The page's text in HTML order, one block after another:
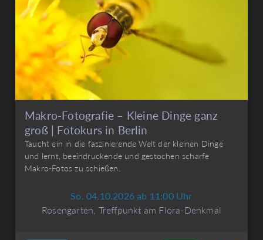
Makro-Fotografie – Kleine Dinge ganz
groß | Fotokurs in Berlin
Taucht ein in die faszinierende Welt der kleinen Dinge
und lernt, beeindruckende und gestochen scharfe
Makro-Fotos zu schießen.
So. 04.10.2026 ab 11:00 Uhr
Rosengarten, Treffpunkt am Flora-Denkmal